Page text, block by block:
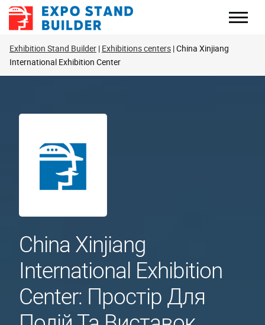
Перейти
Exhibition Stand Builder Exhibitions centers China Xinjiang
International Exhibition Center
China Xinjiang
International Exhibition
Center: Простір Для